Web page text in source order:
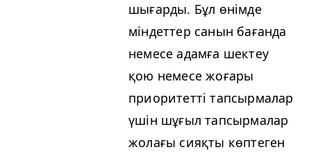
шығарды. Бұл өнімде
міндеттер санын бағанда
немесе адамға шектеу
қою немесе жоғары
приоритетті тапсырмалар
үшін шұғыл тапсырмалар
жолағы сияқты көптеген